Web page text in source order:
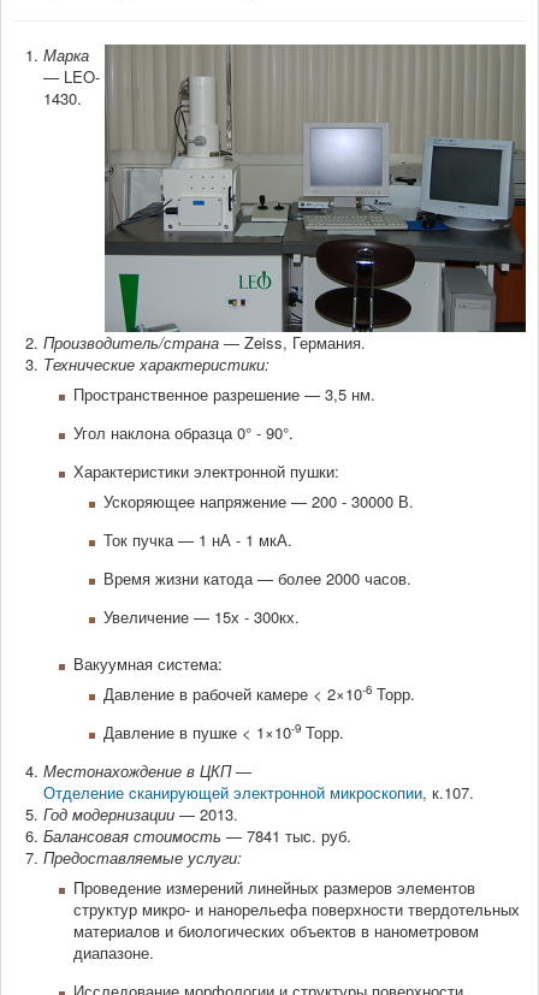
Аккредитация в качестве организации-партнера
Порядок расчета стоимости услуг
Типовая форма договора на оказание услуг
План работы ЦКП
Текущие проекты и отчёты
Научно-технический совет
Ведущая научная школа
Кафедра
Кадровый состав
Публикации и патенты
Контакты и реквизиты
Отделения ЦКП
Марка
— LEO-
1430.
Производитель/страна — Zeiss, Германия.
Технические характеристики:
Пространственное разрешение — 3,5 нм.
Угол наклона образца 0° - 90°.
Характеристики электронной пушки:
Ускоряющее напряжение — 200 - 30000 В.
Ток пучка — 1 нА - 1 мкА.
Время жизни катода — более 2000 часов.
Увеличение — 15х - 300кх.
Вакуумная система:
Давление в рабочей камере < 2×10-6 Торр.
Давление в пушке < 1×10-9 Торр.
Местонахождение в ЦКП—
Отделение cканирующей электронной микроскопии, к.107.
Год модернизации — 2013.
Балансовая стоимость — 7841 тыс. руб.
Предоставляемые услуги:
Проведение измерений линейных размеров элементов
структур микро- и нанорельефа поверхности твердотельных
материалов и биологических объектов в нанометровом
диапазоне.